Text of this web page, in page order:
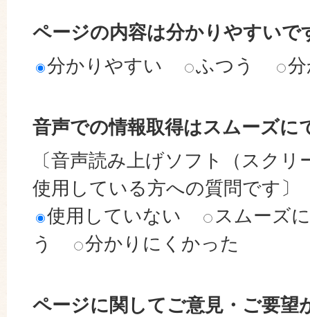
ページの内容は分かりやすいで
分かりやすい
ふつう
音声での情報取得はスムーズに
〔音声読み上げソフト（スク
使用している方への質問です〕
使用していない
スムーズ
う
分かりにくかった
ページに関してご意見・ご要望